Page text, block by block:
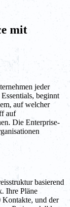
mit
jeder
beginnt
auf welcher
auf
Die Enterprise-
basierend
Ihre Pläne
und der